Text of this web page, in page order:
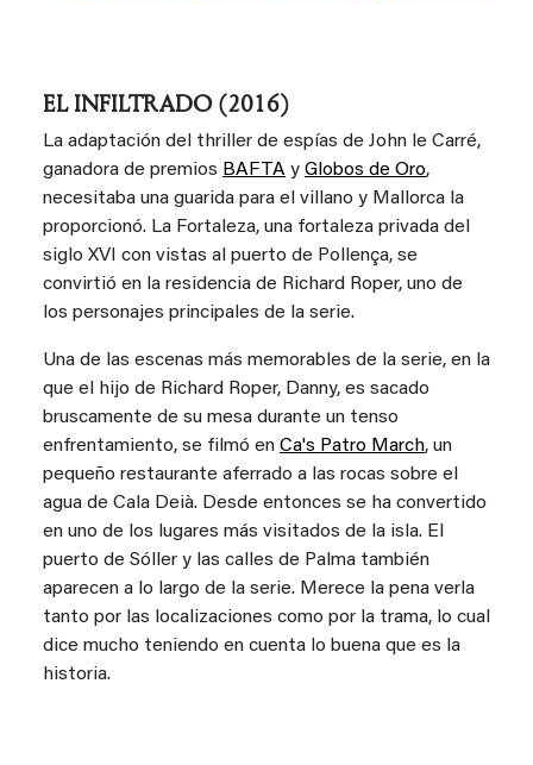
EL INFILTRADO (2016)
La adaptación del thriller de espías de John le Carré,
ganadora de premios BAFTA y Globos de Oro,
necesitaba una guarida para el villano y Mallorca la
proporcionó. La Fortaleza, una fortaleza privada del
siglo XVI con vistas al puerto de Pollença, se
convirtió en la residencia de Richard Roper, uno de
los personajes principales de la serie.
Una de las escenas más memorables de la serie, en la
que el hijo de Richard Roper, Danny, es sacado
bruscamente de su mesa durante un tenso
enfrentamiento, se filmó en Ca's Patro March, un
pequeño restaurante aferrado a las rocas sobre el
agua de Cala Deià. Desde entonces se ha convertido
en uno de los lugares más visitados de la isla. El
puerto de Sóller y las calles de Palma también
aparecen a lo largo de la serie. Merece la pena verla
tanto por las localizaciones como por la trama, lo cual
dice mucho teniendo en cuenta lo buena que es la
historia.